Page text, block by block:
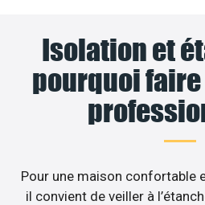
Isolation et
pourquoi
Pour une maison confortable
il convient de veiller à